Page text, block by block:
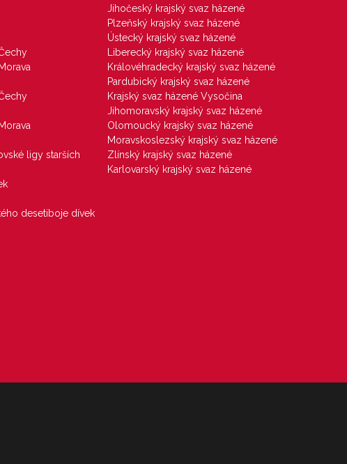
ligy starších
desetiboje dívek
Jihočeský krajský svaz házené
Plzeňský krajský svaz házené
Ústecký krajský svaz házené
Liberecký krajský svaz házené
Královéhradecký krajský svaz házené
Pardubický krajský svaz házené
Krajský svaz házené Vysočina
Jihomoravský krajský svaz házené
Olomoucký krajský svaz házené
Moravskoslezský krajský svaz házené
Zlínský krajský svaz házené
Karlovarský krajský svaz házené